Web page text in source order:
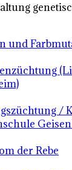
und
/
der Rebe